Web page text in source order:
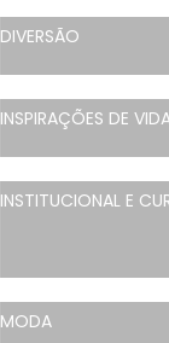
DIVERSÃO
INSPIRAÇÕES DE
INSTITUCIONAL E
MODA